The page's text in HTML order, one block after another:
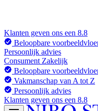
Klanten geven ons een 8.8
Beloopbare
Persoonlijk advies
Consument Zakelijk
Beloopbare
Vakmanschap van A tot Z
Persoonlijk advies
Klanten geven ons een 8.8